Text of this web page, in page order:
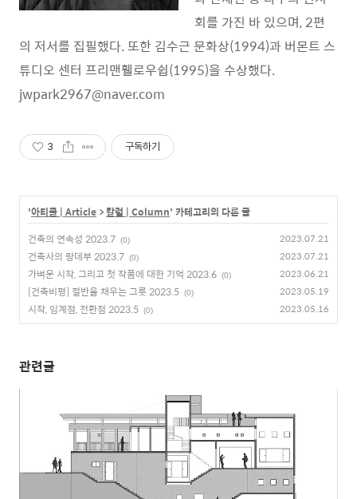
회를 가진 바 있으며, 2편
의 저서를 집필했다. 또한 김수근 문화상(1994)과 버몬트 스
튜디오 센터 프리맨휄로우쉽(1995)을 수상했다.
jwpark2967@naver.com
3 구독하기
'아티클 | Article >칼럼 | Column' 카테고리의 다른 글
건축의 연속성 2023.7 (0) 2023.07.21
건축사의 랑데부 2023.7 (0) 2023.07.21
가벼운 시작, 그리고 첫 작품에 대한 기억 2023.6 (0) 2023.06.21
[건축비평] 절반을 채우는 그릇 2023.5 (0) 2023.05.19
시작, 임계점, 전환점 2023.5 (0) 2023.05.16
관련글